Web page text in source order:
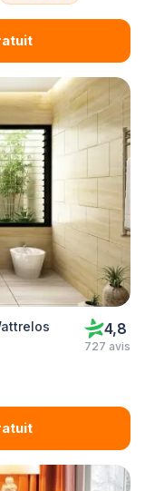
4,8
727 avis